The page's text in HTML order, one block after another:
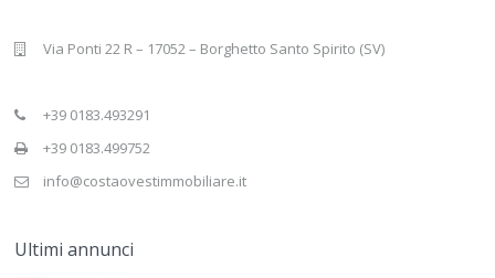
Via Ponti 22 R – 17052 – Borghetto Santo Spirito (SV)
+39 0183.493291
+39 0183.499752
info@costaovestimmobiliare.it
Ultimi annunci